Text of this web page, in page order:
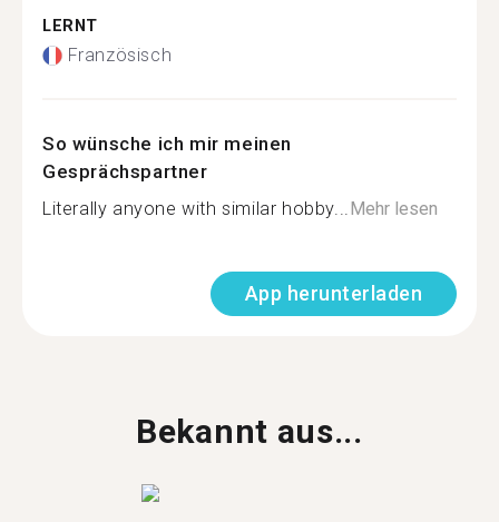
LERNT
Französisch
So wünsche ich mir meinen
Gesprächspartner
Literally anyone with similar hobby...Mehr lesen
App herunterladen
Bekannt aus...